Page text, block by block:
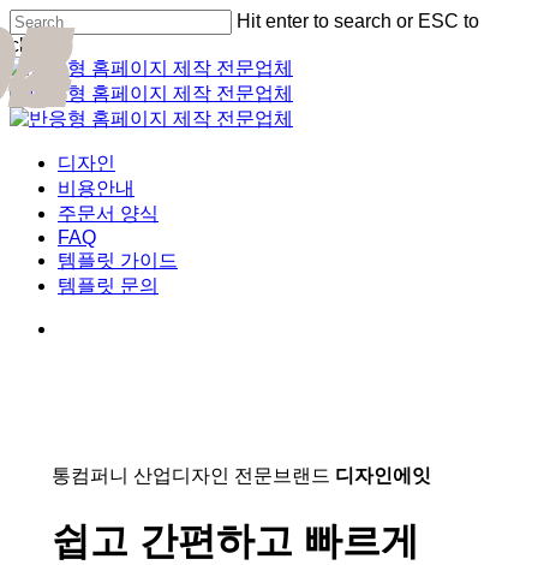
Skip
to
main
content
Hit enter to search or ESC to
close
Close
Search
Menu
디자인
비용안내
주문서 양식
FAQ
템플릿 가이드
템플릿 문의
통컴퍼니 산업디자인 전문브랜드 디자인에잇
쉽고 간편하고 빠르게